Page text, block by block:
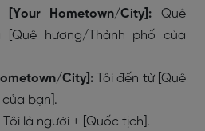
[Your Hometown/City]: Quê
hương/Thành phố của
City]:Tôi đến từ [Quê
bạn].
Tôi là người + [Quốc tịch].